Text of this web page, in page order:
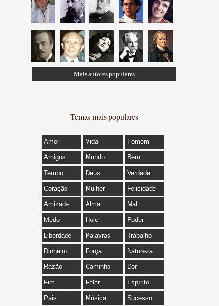
Mais autores populares
Temas mais populares
Amor Vida Homem
Amigos Mundo Bem
Tempo Deus Verdade
Coração Mulher Felicidade
Amizade Alma Mal
Medo Hoje Poder
Liberdade Palavras Trabalho
Dinheiro Força Natureza
Razão Caminho Dor
Fim Falar Espírito
Pais Música Sucesso